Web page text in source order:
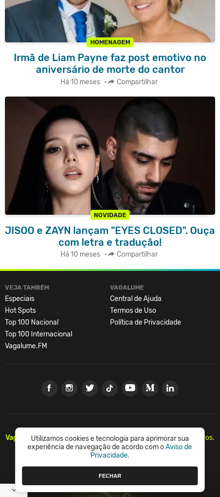
HOMENAGEM
Irmã de Liam Payne faz post emotivo no
aniversário de morte do cantor
Há 10 meses • Compartilhar
NOVIDADE
JISOO e ZAYN lançam "EYES CLOSED". Ouça
com letra e tradução!
Há 10 meses • Compartilhar
VEJA TAMBÉM
Especiais
Hot Spots
Top 100 Nacional
Top 100 Internacional
Vagalume.FM
VAGALUME
Central de Ajuda
Termos de Uso
Política de Privacidade
Vagalume.Há mais de 20 anos, levando música para os brasileiros.
🇧🇷
Utilizamos cookies e tecnologia para aprimorar sua
experiência de navegação de acordo com oAviso de
Privacidade.
FECHAR